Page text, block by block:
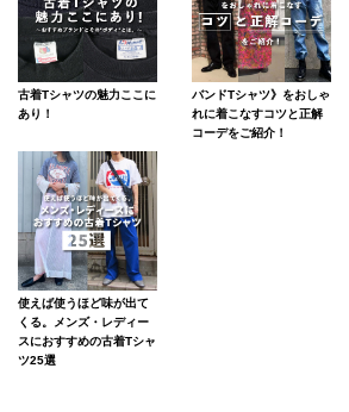
古着Tシャツの魅力ここに
あり！
バンドTシャツ》をおしゃ
れに着こなすコツと正解
コーデをご紹介！
使えば使うほど味が出て
くる。メンズ・レディー
スにおすすめの古着Tシャ
ツ25選